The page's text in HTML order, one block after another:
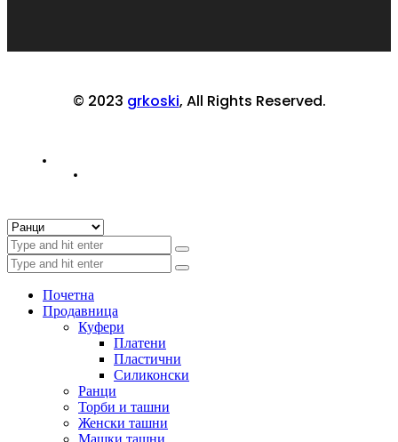
© 2023 grkoski, All Rights Reserved.
Почетна
Продавница
Куфери
Платени
Пластични
Силиконски
Ранци
Торби и ташни
Женски ташни